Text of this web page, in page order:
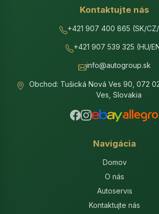
Kontaktujte nás
+421 907 400 865 (SK/
+421 907 539 325 (HU/
info@autogroup.sk
Obchod: Tušická Nová Ves 90, 072
Ves, Slovakia
Navigácia
Domov
O nás
Autoservis
Kontaktujte nás